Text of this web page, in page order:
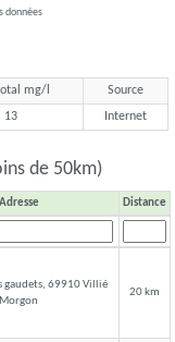
données
mg/l
Source
13 Internet
de 50km)
Adresse Distance
gaudets, 69910 Villié
Morgon
20 km